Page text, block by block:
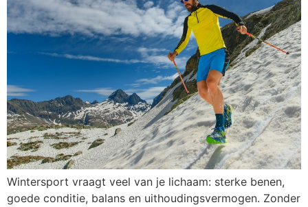
Wintersport vraagt veel van je lichaam: sterke benen,
goede conditie, balans en uithoudingsvermogen. Zonder